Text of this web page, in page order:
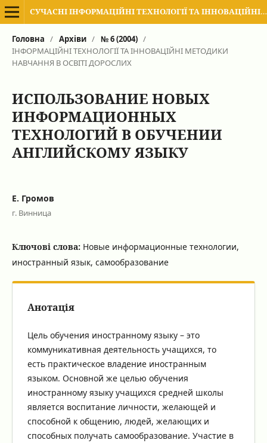
СУЧАСНІ ІНФОРМАЦІЙНІ ТЕХНОЛОГІЇ ТА ІННОВАЦІЙНІ МЕТОДИКИ НАВЧАННЯ В ПІДГОТОВЦІ ФАХІВЦІВ: МЕТОДОЛОГІЯ, ТЕОРІЯ, ДОСВІД, ПРОБЛЕМИ
Головна / Архіви / № 6 (2004) /
ІНФОРМАЦІЙНІ ТЕХНОЛОГІЇ ТА ІННОВАЦІЙНІ МЕТОДИКИ
НАВЧАННЯ В ОСВІТІ ДОРОСЛИХ
ИСПОЛЬЗОВАНИЕ НОВЫХ
ИНФОРМАЦИОННЫХ
ТЕХНОЛОГИЙ В ОБУЧЕНИИ
АНГЛИЙСКОМУ ЯЗЫКУ
Е. Громов
г. Винница
Ключові слова: Новые информационные технологии,
иностранный язык, самообразование
Анотація
Цель обучения иностранному языку – это
коммуникативная деятельность учащихся, то
есть практическое владение иностранным
языком. Основной же целью обучения
иностранному языку учащихся средней школы
является воспитание личности, желающей и
способной к общению, людей, желающих и
способных получать самообразование. Участие в